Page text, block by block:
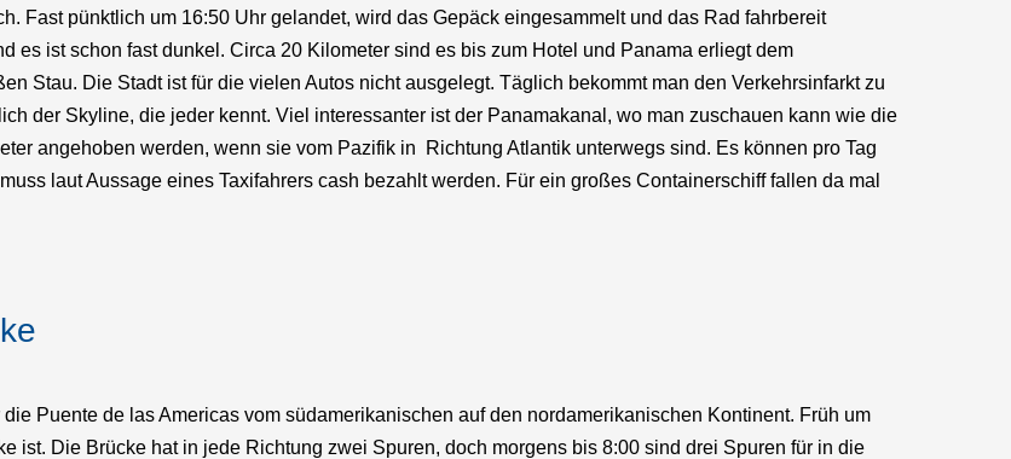
Fast pünktlich um 16:50 Uhr gelandet, wird das Gepäck eingesammelt und das Rad fahrbereit
es ist schon fast dunkel. Circa 20 Kilometer sind es bis zum Hotel und Panama erliegt dem
Stau. Die Stadt ist für die vielen Autos nicht ausgelegt. Täglich bekommt man den Verkehrsinfarkt zu
der Skyline, die jeder kennt. Viel interessanter ist der Panamakanal, wo man zuschauen kann wie die
angehoben werden, wenn sie vom Pazifik in Richtung Atlantik unterwegs sind. Es können pro Tag
laut Aussage eines Taxifahrers cash bezahlt werden. Für ein großes Containerschiff fallen da mal
Puente de las Americas vom südamerikanischen auf den nordamerikanischen Kontinent. Früh um
ist. Die Brücke hat in jede Richtung zwei Spuren, doch morgens bis 8:00 sind drei Spuren für in die